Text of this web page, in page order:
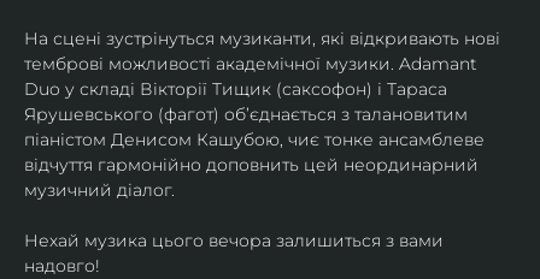
На сцені зустрінуться музиканти, які відкривають нові
темброві можливості академічної музики. Adamant
Duo у складі Вікторії Тищик (саксофон) і Тараса
Ярушевського (фагот) об’єднається з талановитим
піаністом Денисом Кашубою, чиє тонке ансамблеве
відчуття гармонійно доповнить цей неординарний
музичний діалог.
Нехай музика цього вечора залишиться з вами
надовго!